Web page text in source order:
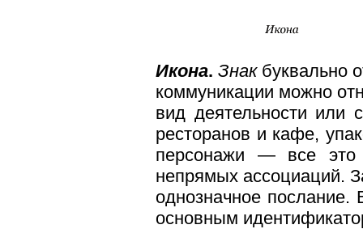
Икона. Знакбуквально
коммуникации можно
вид деятельности или
ресторанов и кафе,
персонажи — все это
непрямых ассоциаций.
однозначное послание.
основным